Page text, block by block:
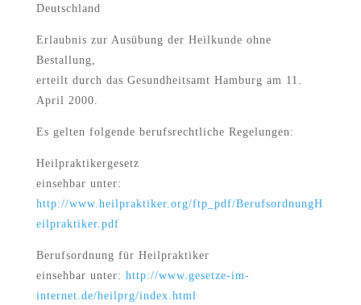
Deutschland
Erlaubnis zur Ausübung der Heilkunde ohne
Bestallung,
erteilt durch das Gesundheitsamt Hamburg am 11.
April 2000.
Es gelten folgende berufsrechtliche Regelungen:
Heilpraktikergesetz
einsehbar unter:
http://www.heilpraktiker.org/ftp_pdf/BerufsordnungH
eilpraktiker.pdf
Berufsordnung für Heilpraktiker
einsehbar unter:http://www.gesetze-im-
internet.de/heilprg/index.html